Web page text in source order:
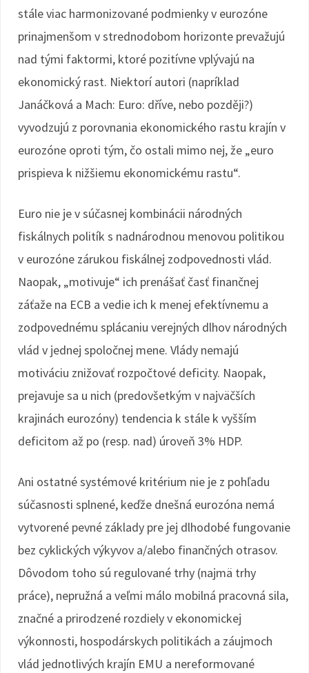
stále viac harmonizované podmienky v eurozóne
prinajmenšom v strednodobom horizonte prevažujú
nad tými faktormi, ktoré pozitívne vplývajú na
ekonomický rast. Niektorí autori (napríklad
Janáčková a Mach: Euro: dříve, nebo později?)
vyvodzujú z porovnania ekonomického rastu krajín v
eurozóne oproti tým, čo ostali mimo nej, že „euro
prispieva k nižšiemu ekonomickému rastu“.
Euro nie je v súčasnej kombinácii národných
fiskálnych politík s nadnárodnou menovou politikou
v eurozóne zárukou fiskálnej zodpovednosti vlád.
Naopak, „motivuje“ ich prenášať časť finančnej
záťaže na ECB a vedie ich k menej efektívnemu a
zodpovednému splácaniu verejných dlhov národných
vlád v jednej spoločnej mene. Vlády nemajú
motiváciu znižovať rozpočtové deficity. Naopak,
prejavuje sa u nich (predovšetkým v najväčších
krajinách eurozóny) tendencia k stále k vyšším
deficitom až po (resp. nad) úroveň 3% HDP.
Ani ostatné systémové kritérium nie je z pohľadu
súčasnosti splnené, keďže dnešná eurozóna nemá
vytvorené pevné základy pre jej dlhodobé fungovanie
bez cyklických výkyvov a/alebo finančných otrasov.
Dôvodom toho sú regulované trhy (najmä trhy
práce), nepružná a veľmi málo mobilná pracovná sila,
značné a prirodzené rozdiely v ekonomickej
výkonnosti, hospodárskych politikách a záujmoch
vlád jednotlivých krajín EMU a nereformované